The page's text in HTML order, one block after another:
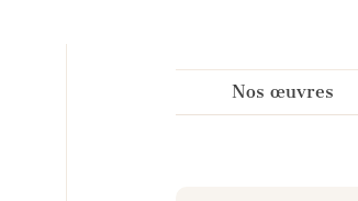
Nos œuvres